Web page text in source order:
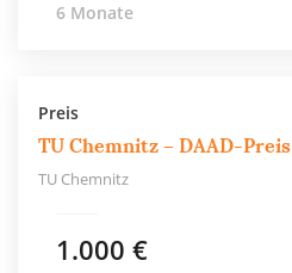
6 Monate
Preis
TU Chemnitz – DAAD-Preis
TU Chemnitz
1.000 €